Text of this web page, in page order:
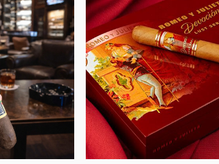
Posted
in